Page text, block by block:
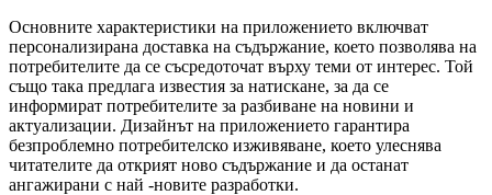
Основните характеристики на приложението включват
персонализирана доставка на съдържание, което позволява на
потребителите да се съсредоточат върху теми от интерес. Той
също така предлага известия за натискане, за да се
информират потребителите за разбиване на новини и
актуализации. Дизайнът на приложението гарантира
безпроблемно потребителско изживяване, което улеснява
читателите да открият ново съдържание и да останат
ангажирани с най -новите разработки.